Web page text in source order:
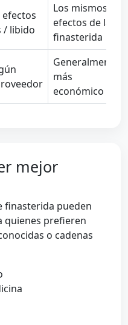
efectos
/ libido
Los mismos
efectos de la
finasterida
Generalmente
más
económico
mejor
finasterida pueden
quienes prefieren
o cadenas